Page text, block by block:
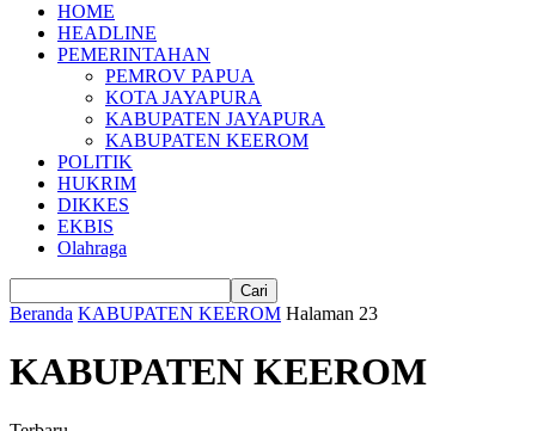
HOME
HEADLINE
PEMERINTAHAN
PEMROV PAPUA
KOTA JAYAPURA
KABUPATEN JAYAPURA
KABUPATEN KEEROM
POLITIK
HUKRIM
DIKKES
EKBIS
Olahraga
Beranda KABUPATEN KEEROM Halaman 23
KABUPATEN KEEROM